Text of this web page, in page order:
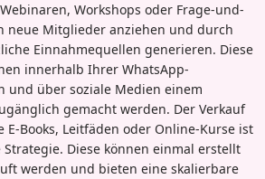
Workshops oder Frage-und-
neue Mitglieder anziehen und durch
Einnahmequellen generieren. Diese
innerhalb Ihrer WhatsApp-
und über soziale Medien einem
gemacht werden. Der Verkauf
Books, Leitfäden oder Online-Kurse ist
Diese können einmal erstellt
werden und bieten eine skalierbare